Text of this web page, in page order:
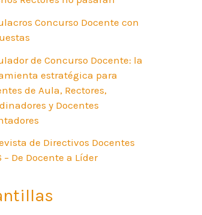
Concurso Docente con
de Concurso Docente: la
estratégica para
de Aula, Rectores,
y Docentes
de Directivos Docentes
– De Docente a Líder